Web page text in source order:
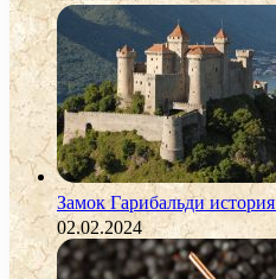
Замок Гарибальди
02.02.2024